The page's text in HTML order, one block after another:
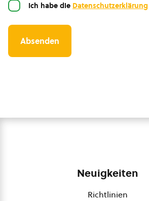
Ich habe die Datenschutzerklärung
Neuigkeiten
Richtlinien